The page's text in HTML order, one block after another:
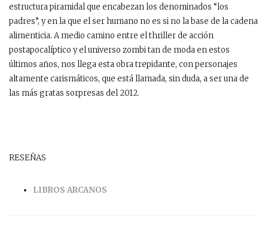
estructura piramidal que encabezan los denominados “los
padres”, y en la que el ser humano no es si no la base de la cadena
alimenticia. A medio camino entre el thriller de acción
postapocalíptico y el universo zombi tan de moda en estos
últimos años, nos llega esta obra trepidante, con personajes
altamente carismáticos, que está llamada, sin duda, a ser una de
las más gratas sorpresas del 2012.
RESEÑAS
LIBROS ARCANOS